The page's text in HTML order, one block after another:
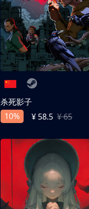
杀死影子
10%
¥ 58.5 ¥ 65